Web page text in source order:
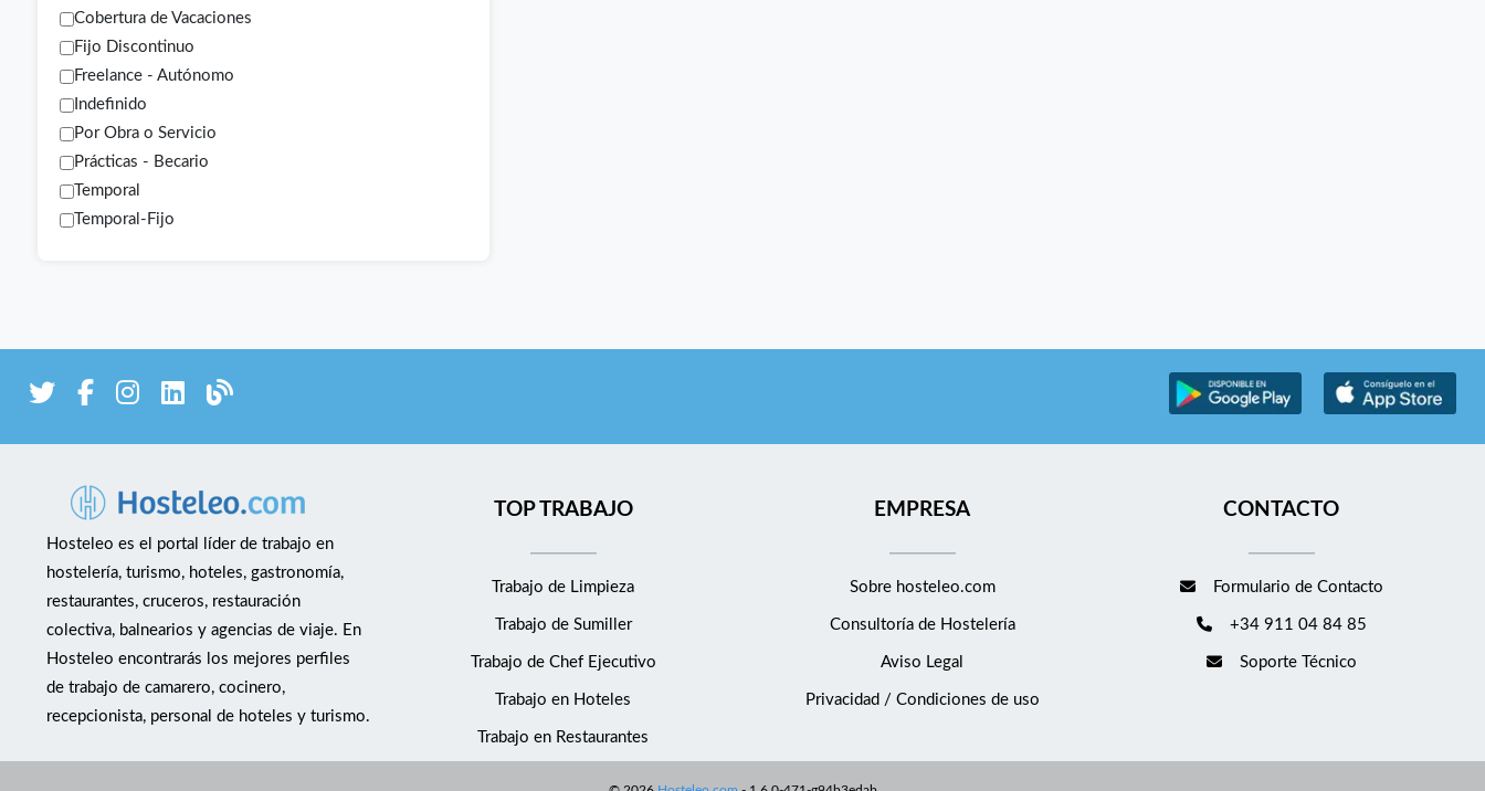
Cobertura de Vacaciones
Fijo Discontinuo
Freelance - Autónomo
Indefinido
Por Obra o Servicio
Prácticas - Becario
Temporal
Temporal-Fijo
Hosteleo es el portal líder de trabajo en
hostelería, turismo, hoteles, gastronomía,
restaurantes, cruceros, restauración
colectiva, balnearios y agencias de viaje. En
Hosteleo encontrarás los mejores perfiles
de trabajo de camarero, cocinero,
recepcionista, personal de hoteles y turismo.
TOP TRABAJO
Trabajo de Limpieza
Trabajo de Sumiller
Trabajo de Chef Ejecutivo
Trabajo en Hoteles
Trabajo en Restaurantes
EMPRESA
Sobre hosteleo.com
Consultoría de Hostelería
Aviso Legal
Privacidad / Condiciones de uso
CONTACTO
Formulario de Contacto
+34 911 04 84 85
Soporte Técnico